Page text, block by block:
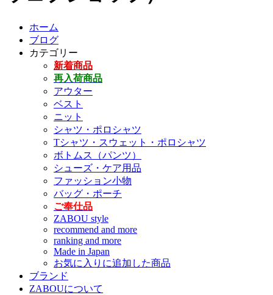
ホーム
ブログ
カテゴリー
新着商品
再入荷商品
アウター
ベスト
ニット
シャツ・ポロシャツ
Tシャツ・スウェット・ポロシャツ
ボトムス（パンツ）
シューズ・ケア用品
ファッション小物
バッグ・ポーチ
ご奉仕品
ZABOU style
recommend and more
ranking and more
Made in Japan
お気に入りに追加した商品
ブランド
ZABOUについて